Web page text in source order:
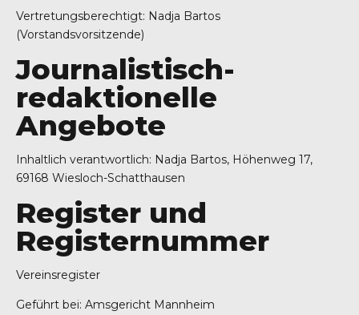
Vertretungsberechtigt: Nadja Bartos
(Vorstandsvorsitzende)
Journalistisch-
redaktionelle
Angebote
Inhaltlich verantwortlich: Nadja Bartos, Höhenweg 17,
69168 Wiesloch-Schatthausen
Register und
Registernummer
Vereinsregister
Geführt bei: Amsgericht Mannheim